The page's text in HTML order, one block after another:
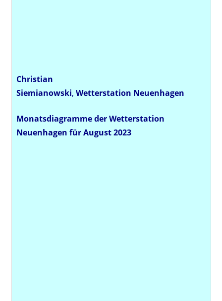
Christian
Siemianowski,Wetterstation Neuenhagen
Monatsdiagramme der Wetterstation
Neuenhagen für August 2023